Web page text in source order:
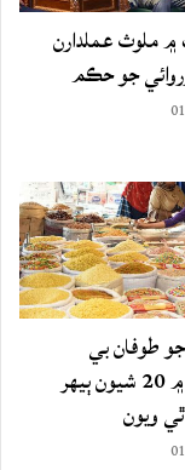
ملوث عملدارن
جو حڪم
طوفان بي
قابو،هفتي ۾ 20 شيون ٻيهر
ويون